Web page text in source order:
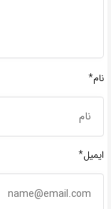
نام*
ایمیل*